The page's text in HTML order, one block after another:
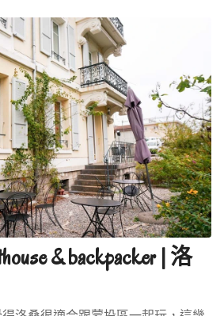
& backpacker | 洛